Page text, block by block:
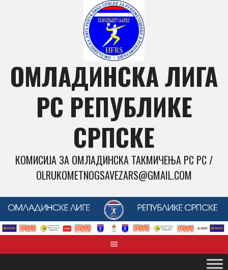
ОМЛАДИНСКА ЛИГА
РС РЕПУБЛИКЕ
СРПСКЕ
КОМИСИЈА ЗА ОМЛАДИНСКА ТАКМИЧЕЊА РС РС /
OLRUKOMETNOGSAVEZARS@GMAIL.COM